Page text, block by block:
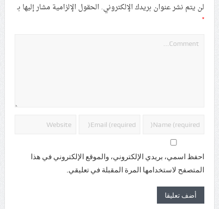
لن يتم نشر عنوان بريدك الإلكتروني. الحقول الإلزامية مشار إليها بـ
*
احفظ اسمي، بريدي الإلكتروني، والموقع الإلكتروني في هذا
المتصفح لاستخدامها المرة المقبلة في تعليقي.